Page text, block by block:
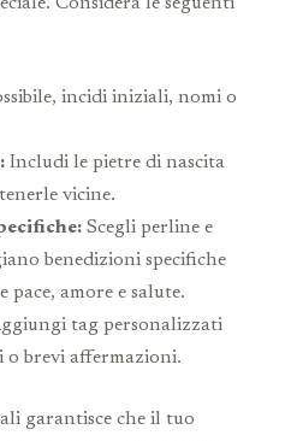
incidi iniziali, nomi o
Includi le pietre di nascita
vicine.
Scegli perline e
benedizioni specifiche
amore e salute.
tag personalizzati
brevi affermazioni.
garantisce che il tuo